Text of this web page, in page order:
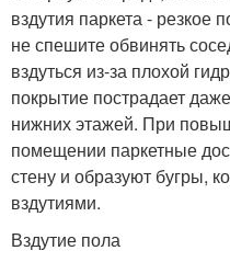
вздутия паркета -
не спешите обвинять
вздуться из-за плохой
покрытие пострадает
нижних этажей. При
помещении паркетные
стену и образуют бугры,
вздутиями.
Вздутие пола